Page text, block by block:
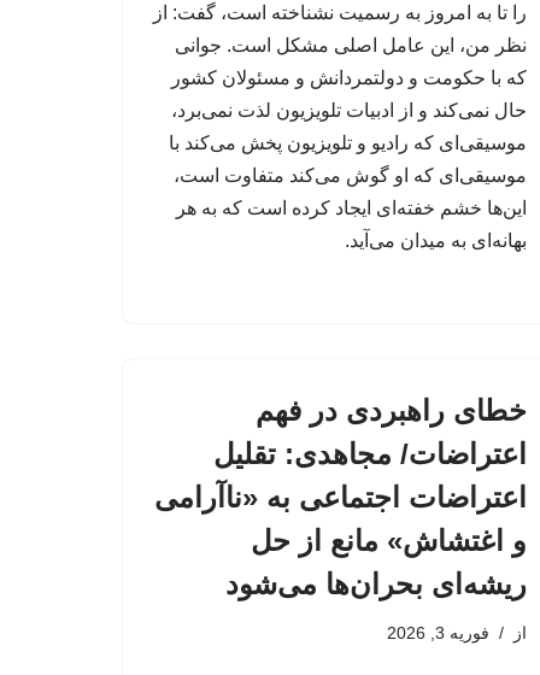
را تا به امروز به رسمیت نشناخته است، گفت: از
نظر من، این عامل اصلی مشکل است. جوانی
که با حکومت و دولتمردانش و مسئولان کشور
حال نمی‌کند و از ادبیات تلویزیون لذت نمی‌برد،
موسیقی‌ای که رادیو و تلویزیون پخش می‌کند با
موسیقی‌ای که او گوش می‌کند متفاوت است،
این‌ها خشم خفته‌ای ایجاد کرده است که به هر
بهانه‌ای به میدان می‌آید.
خطای راهبردی در فهم
اعتراضات/ مجاهدی: تقلیل
اعتراضات اجتماعی به «ناآرامی
و اغتشاش» مانع از حل
ریشه‌ای بحران‌ها می‌شود
از فوریه 3, 2026